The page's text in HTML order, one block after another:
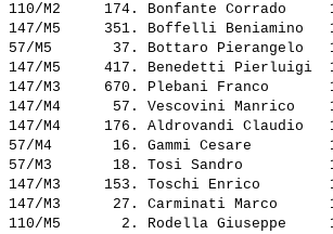
110/M2     174. Bonfante Corrado
147/M5     351. Boffelli Beniamino
57/M5       37. Bottaro Pierangelo
147/M5     417. Benedetti Pierluigi
147/M3     670. Plebani Franco
147/M4      57. Vescovini Manrico
147/M4     176. Aldrovandi Claudio
57/M4       16. Gammi Cesare
57/M3       18. Tosi Sandro
147/M3     153. Toschi Enrico
147/M3      27. Carminati Marco
110/M5       2. Rodella Giuseppe